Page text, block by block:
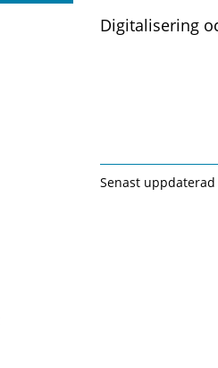
Digitalisering
Senast